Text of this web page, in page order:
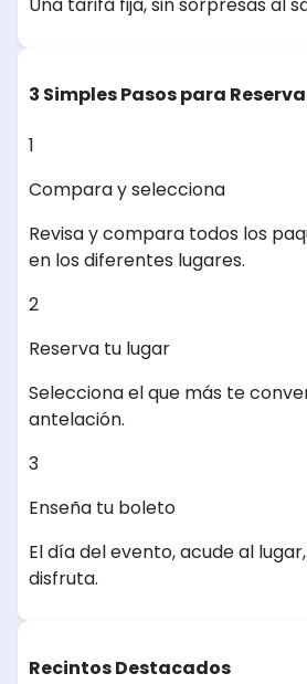
3 Simples Pasos para
1
Compara y selecciona
Revisa y compara todos los
en los diferentes lugares.
2
Reserva tu lugar
Selecciona el que más te
antelación.
3
Enseña tu boleto
El día del evento, acude al
disfruta.
Recintos Destacados